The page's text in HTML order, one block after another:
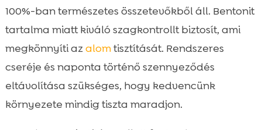
100%-ban természetes összetevőkből áll. Bentonit
tartalma miatt kiváló szagkontrollt biztosít, ami
megkönnyíti azalomtisztítását. Rendszeres
cseréje és naponta történő szennyeződés
eltávolítása szükséges, hogy kedvencünk
környezete mindig tiszta maradjon.